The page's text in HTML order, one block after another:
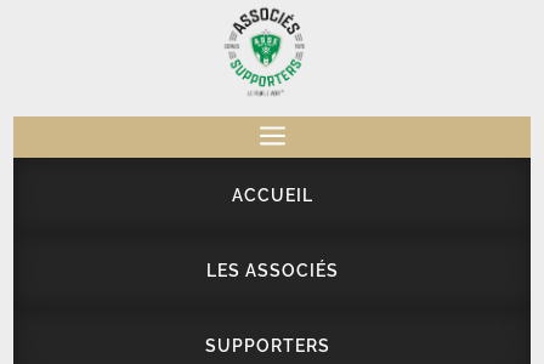
a
ACCUEIL
LES ASSOCIÉS
SUPPORTERS